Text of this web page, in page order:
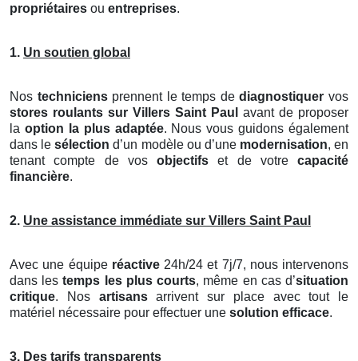
propriétaires ou entreprises.
1. Un soutien global
Nos techniciensprennent le temps dediagnostiquer vos
stores roulants sur Villers Saint Paul avant de proposer
la option la plus adaptée. Nous vous guidons également
dans lesélection d’un modèle ou d’une modernisation, en
tenant compte de vos objectifs et de votre capacité
financière.
2. Une assistance immédiate sur Villers Saint Paul
Avec une équipe réactive24h/24 et 7j/7, nous intervenons
dans lestemps les plus courts, même en cas d’situation
critique. Nos artisansarrivent sur place avec tout le
matériel nécessaire pour effectuer une solution efficace.
3. Des tarifs transparents